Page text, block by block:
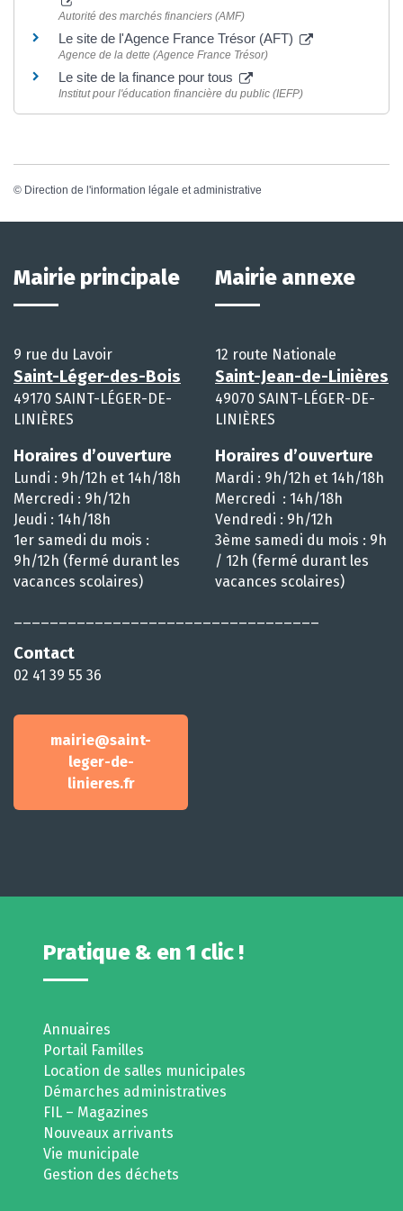
Autorité des marchés financiers (AMF)
Le site de l'Agence France Trésor (AFT)
Agence de la dette (Agence France Trésor)
Le site de la finance pour tous
Institut pour l'éducation financière du public (IEFP)
© Direction de l'information légale et administrative
Mairie principale
9 rue du Lavoir
Saint-Léger-des-Bois
49170 SAINT-LÉGER-DE-
LINIÈRES
Horaires d’ouverture
Lundi : 9h/12h et 14h/18h
Mercredi : 9h/12h
Jeudi : 14h/18h
1er samedi du mois :
9h/12h (fermé durant les
vacances scolaires)
Contact
02 41 39 55 36
mairie@saint-
leger-de-
linieres.fr
Mairie annexe
12 route Nationale
Saint-Jean-de-Linières
49070 SAINT-LÉGER-DE-
LINIÈRES
Horaires d’ouverture
Mardi : 9h/12h et 14h/18h
Mercredi : 14h/18h
Vendredi : 9h/12h
3ème samedi du mois : 9h
/ 12h (fermé durant les
vacances scolaires)
Pratique & en 1 clic !
Annuaires
Portail Familles
Location de salles municipales
Démarches administratives
FIL – Magazines
Nouveaux arrivants
Vie municipale
Gestion des déchets